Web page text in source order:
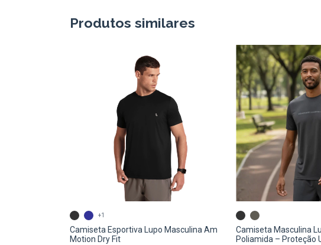
Produtos similares
Camiseta Esportiva Lupo Masculina Am
Motion Dry Fit
+1
Camiseta Masculina
Poliamida – Proteção